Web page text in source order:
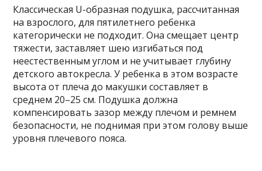
Классическая U-образная подушка, рассчитанная
на взрослого, для пятилетнего ребенка
категорически не подходит. Она смещает центр
тяжести, заставляет шею изгибаться под
неестественным углом и не учитывает глубину
детского автокресла. У ребенка в этом возрасте
высота от плеча до макушки составляет в
среднем 20–25 см. Подушка должна
компенсировать зазор между плечом и ремнем
безопасности, не поднимая при этом голову выше
уровня плечевого пояса.